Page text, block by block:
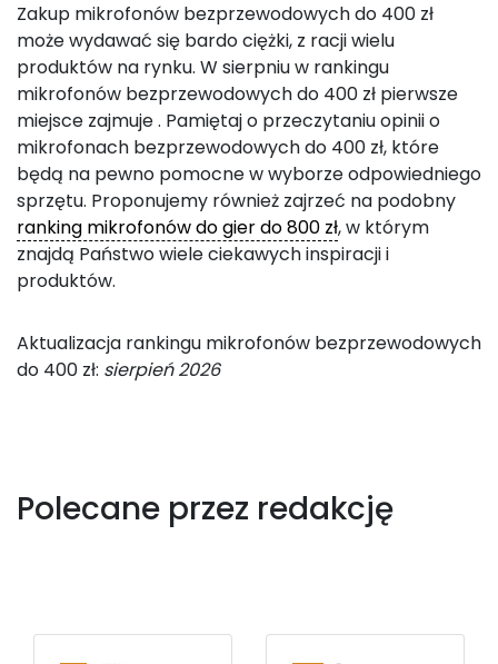
Zakup mikrofonów bezprzewodowych do 400 zł
może wydawać się bardo ciężki, z racji wielu
produktów na rynku. W sierpniu w rankingu
mikrofonów bezprzewodowych do 400 zł pierwsze
miejsce zajmuje. Pamiętaj o przeczytaniu opinii o
mikrofonach bezprzewodowych do 400 zł, które
będą na pewno pomocne w wyborze odpowiedniego
sprzętu. Proponujemy również zajrzeć na podobny
ranking mikrofonów do gier do 800 zł, w którym
znajdą Państwo wiele ciekawych inspiracji i
produktów.
Aktualizacja rankingu mikrofonów bezprzewodowych
do 400 zł: sierpień 2026
Polecane przez redakcję